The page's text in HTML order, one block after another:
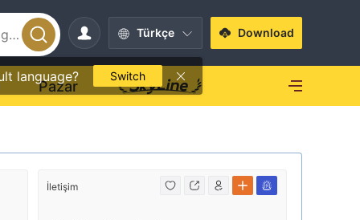
Türkçe
language? Switch
Download
Pazar
İletişim